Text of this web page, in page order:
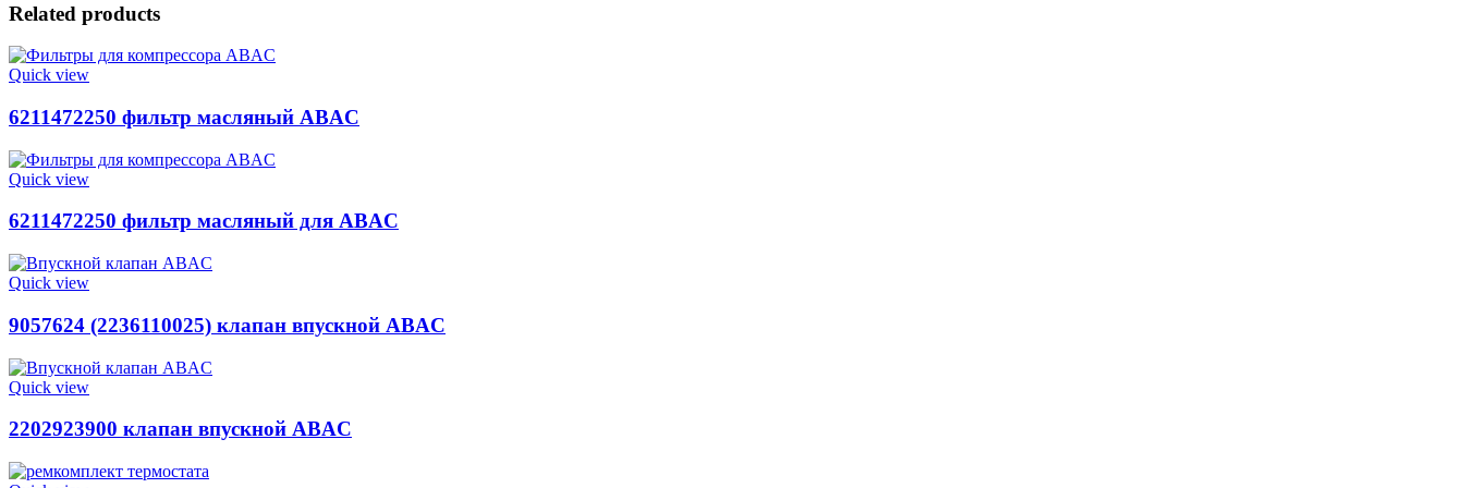
Related products
Quick view
6211472250 фильтр масляный ABAC
Quick view
6211472250 фильтр масляный для ABAC
Quick view
9057624 (2236110025) клапан впускной ABAC
Quick view
2202923900 клапан впускной ABAC